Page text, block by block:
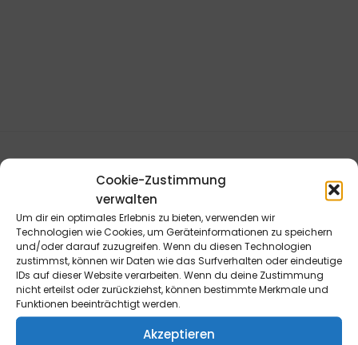
Cookie-Zustimmung
verwalten
Um dir ein optimales Erlebnis zu bieten, verwenden wir
Technologien wie Cookies, um Geräteinformationen zu speichern
und/oder darauf zuzugreifen. Wenn du diesen Technologien
zustimmst, können wir Daten wie das Surfverhalten oder eindeutige
IDs auf dieser Website verarbeiten. Wenn du deine Zustimmung
nicht erteilst oder zurückziehst, können bestimmte Merkmale und
Funktionen beeinträchtigt werden.
Akzeptieren
blmedien.de
blgastro.de